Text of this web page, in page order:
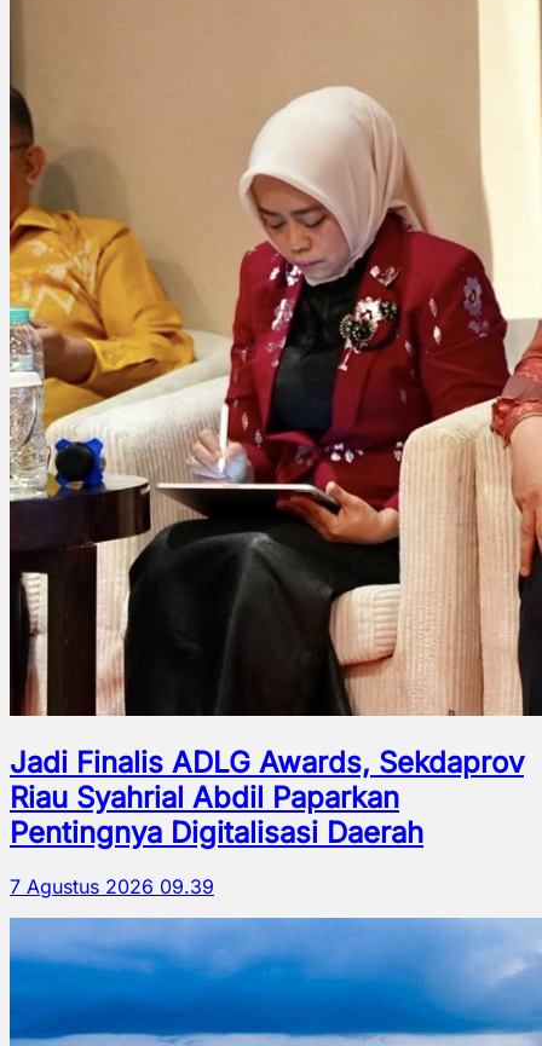
Jadi Finalis ADLG Awards, Sekdaprov
Riau Syahrial Abdil Paparkan
Pentingnya Digitalisasi Daerah
7 Agustus 2026 09.39